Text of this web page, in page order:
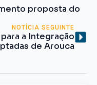
proposta do
NOTÍCIA SEGUINTE
a Integração
de Arouca